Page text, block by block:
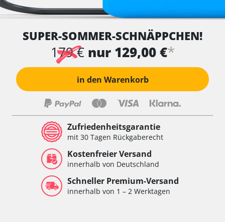
SUPER-SOMMER-SCHNÄPPCHEN!
179 € nur 129,00 €*
in den Warenkorb
Zufriedenheitsgarantie
mit 30 Tagen Rückgaberecht
Kostenfreier Versand
innerhalb von Deutschland
Schneller Premium-Versand
innerhalb von 1 – 2 Werktagen